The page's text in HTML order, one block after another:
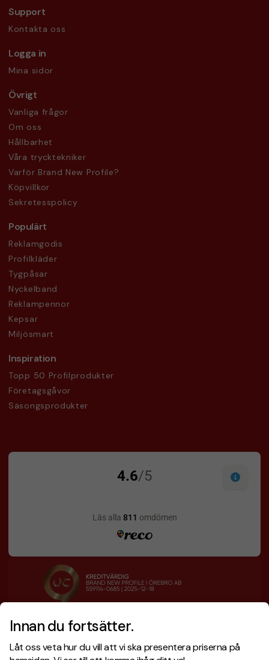
Innan du fortsätter.
Låt oss veta hur du vill att vi ska presentera priserna på
Support
Kontakta oss
Logga in
Mina sidor
Övrigt
Vanliga frågor
Om oss
Hållbarhet
Våra trycktekniker
Varför Brand New Profile?
Köpvillkor
Sekretesspolicy
Populärt
Reklamgodis
Profilkläder
Tygpåsar
Nyckelband
Reklampennor
Kepsar
Miljösmart
Inspiration
Topp 50 Profilprodukter
Företagsgåvor
Säsongsprodukter
Designskiss inom 1 h
Fri offert
Snabb leverans